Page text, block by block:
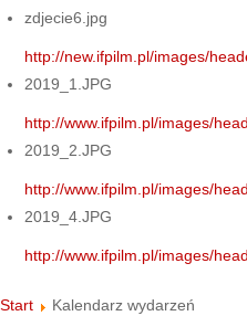
zdjecie6.jpg
http://new.ifpilm.pl/images/
2019_1.JPG
http://www.ifpilm.pl/images/
2019_2.JPG
http://www.ifpilm.pl/images/
2019_4.JPG
http://www.ifpilm.pl/images/
Start Kalendarz wydarzeń